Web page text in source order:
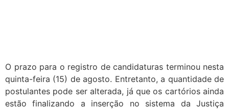
O prazo para o registro de candidaturas terminou nesta
quinta-feira (15) de agosto. Entretanto, a quantidade de
postulantes pode ser alterada, já que os cartórios ainda
estão finalizando a inserção no sistema da Justiça